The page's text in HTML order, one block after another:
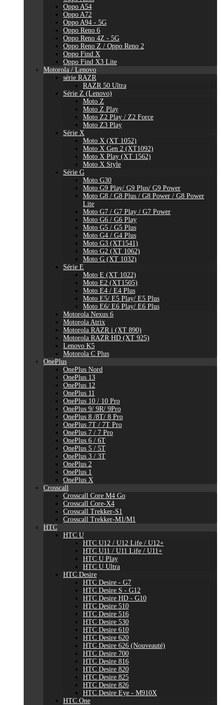
Oppo A54
Oppo A72
Oppo A94 - 5G
Oppo Reno 6
Oppo Reno 4Z - 5G
Oppo Reno Z / Oppo Reno 2
Oppo Find X
Oppo Find X3 Lite
Motorola / Lenovo
série RAZR
RAZR 50 Ultra
Série Z (Lenovo)
Moto Z
Moto Z Play
Moto Z2 Play / Z2 Force
Moto Z3 Play
Série X
Moto X (XT 1052)
Moto X Gen 2 (XT1092)
Moto X Play (XT 1562)
Moto X Style
Série G
Moto G30
Moto G9 Play/ G9 Plus/ G9 Power
Moto G8 / G8 Plus / G8 Power / G8 Power
Lite
Moto G7 / G7 Play / G7 Power
Moto G6 / G6 Play
Moto G5 / G5 Plus
Moto G4 / G4 Plus
Moto G3 (XT1541)
Moto G2 (XT 1062)
Moto G (XT 1032)
Série E
Moto E (XT 1022)
Moto E2 (XT1505)
Moto E4 / E4 Plus
Moto E5/ E5 Play/ E5 Plus
Moto E6/ E6 Play/ E6 Plus
Motorola Nexus 6
Motorola Atrix
Motorola RAZR i (XT 890)
Motorola RAZR HD (XT 925)
Lenovo K5
Motorola C Plus
OnePlus
OnePlus Nord
OnePlus 13
OnePlus 12
OnePlus 11
OnePlus 10 / 10 Pro
OnePlus 9/ 9R/ 9Pro
OnePlus 8 /8T/ 8 Pro
OnePlus 7T / 7T Pro
OnePlus 7 / 7 Pro
OnePlus 6 / 6T
OnePlus 5 / 5T
OnePlus 3 / 3T
OnePlus 2
OnePlus 1
OnePlus X
Crosscall
Crosscall Core M4 Go
Crosscall Core-X4
Crosscall Trekker-S1
Crosscall Trekker-M1/M1
HTC
HTC U
HTC U12 / U12 Life / U12+
HTC U11 / U11 Life / U11+
HTC U Play
HTC U Ultra
HTC Desire
HTC Desire - G7
HTC Desire S - G12
HTC Desire HD - G10
HTC Desire 510
HTC Desire 516
HTC Desire 530
HTC Desire 610
HTC Desire 620
HTC Desire 626 (Nouveauté)
HTC Desire 700
HTC Desire 816
HTC Desire 820
HTC Desire 825
HTC Desire 826
HTC Desire Eye - M910X
HTC One